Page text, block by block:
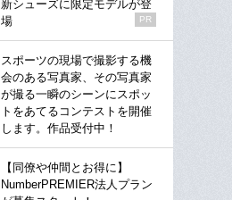
新シューズに限定モデルが登
場
PR
スポーツの現場で撮影する機
会のある写真家、その写真家
が撮る一瞬のシーンにスポッ
トをあてるコンテストを開催
します。作品受付中！
【同僚や仲間とお得に】
NumberPREMIER法人プラン